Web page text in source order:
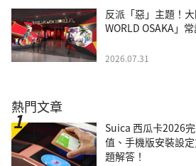
反派「惡」主題！
WORLD OSAKA」
2026.07.31
熱門文章
Suica 西瓜卡2026
值、手機版安裝設
題解答！